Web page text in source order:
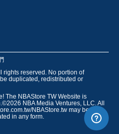
rights reserved. No portion of
duplicated, redistributed or
The NBAStore TW Website is
2026 NBA Media Ventures, LLC. All
NBAStore.tw may be
in any form.